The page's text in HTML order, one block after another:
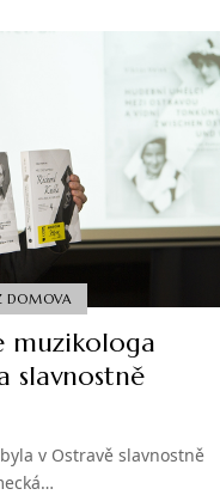
DOMOVA
muzikologa
slavnostně
v Ostravě slavnostně